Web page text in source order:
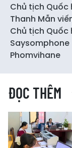
Chủ tịch Quốc
Thanh Mẫn
Chủ tịch Quốc
Saysomphone
Phomvihane
ĐỌC THÊM